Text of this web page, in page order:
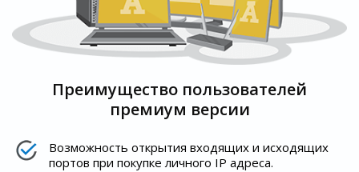
Преимущество пользователей
премиум версии
Возможность открытия входящих и исходящих
портов при покупке личного IP адреса.